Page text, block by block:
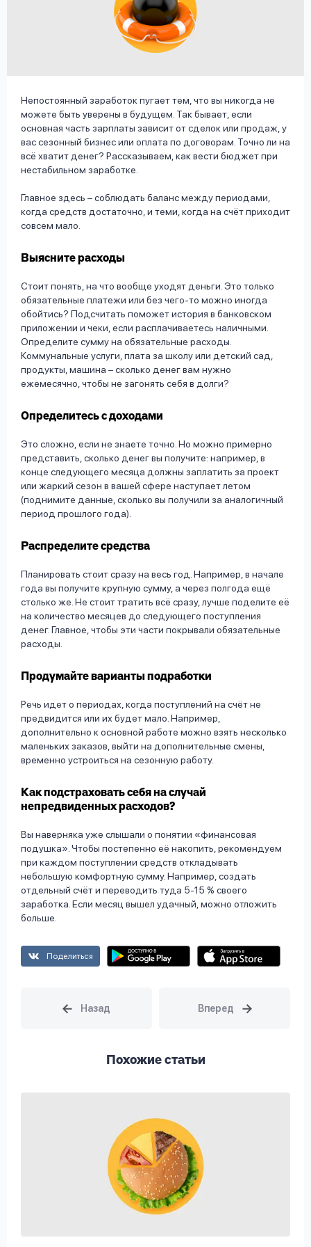
Непостоянный заработок пугает тем, что вы никогда не
можете быть уверены в будущем. Так бывает, если
основная часть зарплаты зависит от сделок или продаж, у
вас сезонный бизнес или оплата по договорам. Точно ли на
всё хватит денег? Рассказываем, как вести бюджет при
нестабильном заработке.
Главное здесь – соблюдать баланс между периодами,
когда средств достаточно, и теми, когда на счёт приходит
совсем мало.
Выясните расходы
Стоит понять, на что вообще уходят деньги. Это только
обязательные платежи или без чего-то можно иногда
обойтись? Подсчитать поможет история в банковском
приложении и чеки, если расплачиваетесь наличными.
Определите сумму на обязательные расходы.
Коммунальные услуги, плата за школу или детский сад,
продукты, машина – сколько денег вам нужно
ежемесячно, чтобы не загонять себя в долги?
Определитесь с доходами
Это сложно, если не знаете точно. Но можно примерно
представить, сколько денег вы получите: например, в
конце следующего месяца должны заплатить за проект
или жаркий сезон в вашей сфере наступает летом
(поднимите данные, сколько вы получили за аналогичный
период прошлого года).
Распределите средства
Планировать стоит сразу на весь год. Например, в начале
года вы получите крупную сумму, а через полгода ещё
столько же. Не стоит тратить всё сразу, лучше поделите её
на количество месяцев до следующего поступления
денег. Главное, чтобы эти части покрывали обязательные
расходы.
Продумайте варианты подработки
Речь идет о периодах, когда поступлений на счёт не
предвидится или их будет мало. Например,
дополнительно к основной работе можно взять несколько
маленьких заказов, выйти на дополнительные смены,
временно устроиться на сезонную работу.
Как подстраховать себя на случай
непредвиденных расходов?
Вы наверняка уже слышали о понятии «финансовая
подушка». Чтобы постепенно её накопить, рекомендуем
при каждом поступлении средств откладывать
небольшую комфортную сумму. Например, создать
отдельный счёт и переводить туда 5-15 % своего
заработка. Если месяц вышел удачный, можно отложить
больше.
Поделиться
Похожие статьи
Оформить заявку
Ответы
на
вопросы